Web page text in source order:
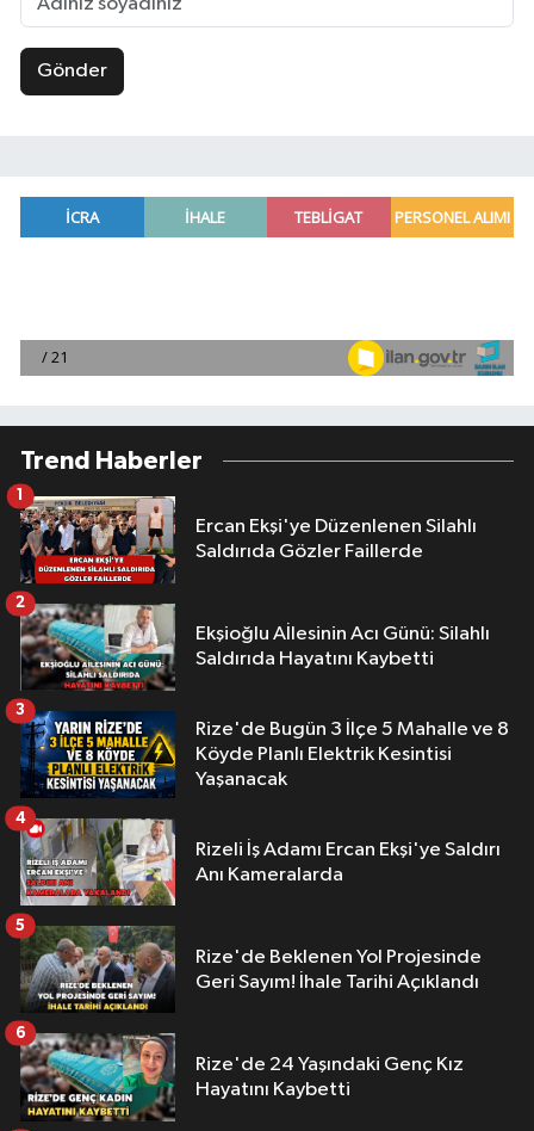
Gönder
Trend Haberler
Ercan Ekşi'ye Düzenlenen Silahlı
Saldırıda Gözler Faillerde
1
Ekşioğlu Aİlesinin Acı Günü: Silahlı
Saldırıda Hayatını Kaybetti
2
Rize'de Bugün 3 İlçe 5 Mahalle ve 8
Köyde Planlı Elektrik Kesintisi
Yaşanacak
3
Rizeli İş Adamı Ercan Ekşi'ye Saldırı
Anı Kameralarda
4
Rize'de Beklenen Yol Projesinde
Geri Sayım! İhale Tarihi Açıklandı
5
Rize'de 24 Yaşındaki Genç Kız
Hayatını Kaybetti
6